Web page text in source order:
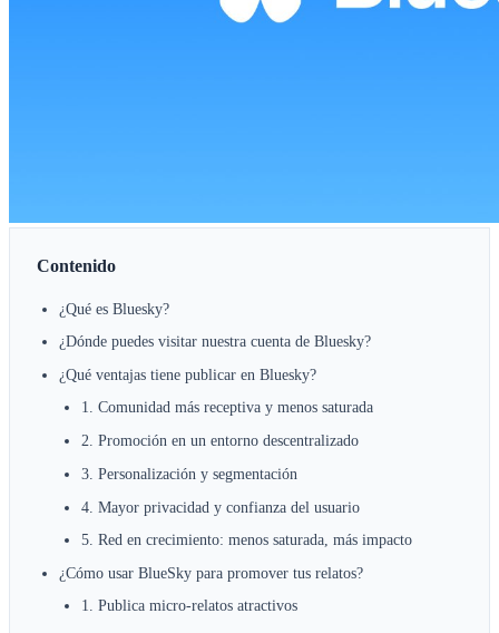
¿Qué es Bluesky?
¿Dónde puedes visitar nuestra cuenta de Bluesky?
¿Qué ventajas tiene publicar en Bluesky?
1. Comunidad más receptiva y menos saturada
2. Promoción en un entorno descentralizado
3. Personalización y segmentación
4. Mayor privacidad y confianza del usuario
5. Red en crecimiento: menos saturada, más impacto
¿Cómo usar BlueSky para promover tus relatos?
1. Publica micro-relatos atractivos